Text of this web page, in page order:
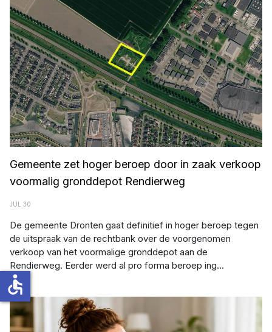
Gemeente zet hoger beroep door in zaak verkoop
voormalig gronddepot Rendierweg
JUL 30
De gemeente Dronten gaat definitief in hoger beroep tegen
de uitspraak van de rechtbank over de voorgenomen
verkoop van het voormalige gronddepot aan de
Rendierweg. Eerder werd al pro forma beroep ing...
Afbeelding: De Meerpaal
accessible